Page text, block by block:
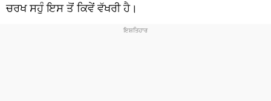
ਟੈਕਨੋਲਜੀ
ਚਰਖ ਸਹੁੰ ਇਸ ਤੋਂ ਕਿਵੇਂ ਵੱਖਰੀ ਹੈ।